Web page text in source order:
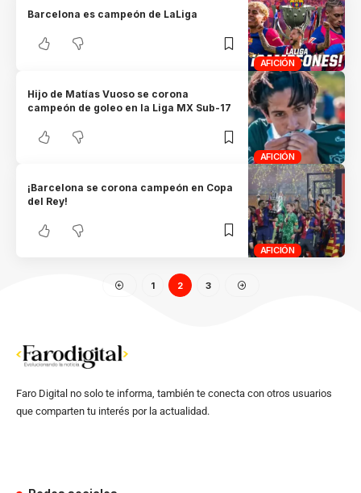
AFICIÓN
Barcelona es campeón de LaLiga
AFICIÓN
Hijo de Matías Vuoso se corona
campeón de goleo en la Liga MX Sub-17
AFICIÓN
¡Barcelona se corona campeón en Copa
del Rey!
1 2 3
Faro Digital no solo te informa, también te conecta con otros usuarios
que comparten tu interés por la actualidad.